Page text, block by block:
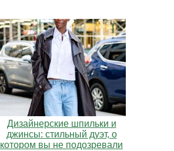
Дизайнерские шпильки и
джинсы: стильный дуэт, о
котором вы не подозревали